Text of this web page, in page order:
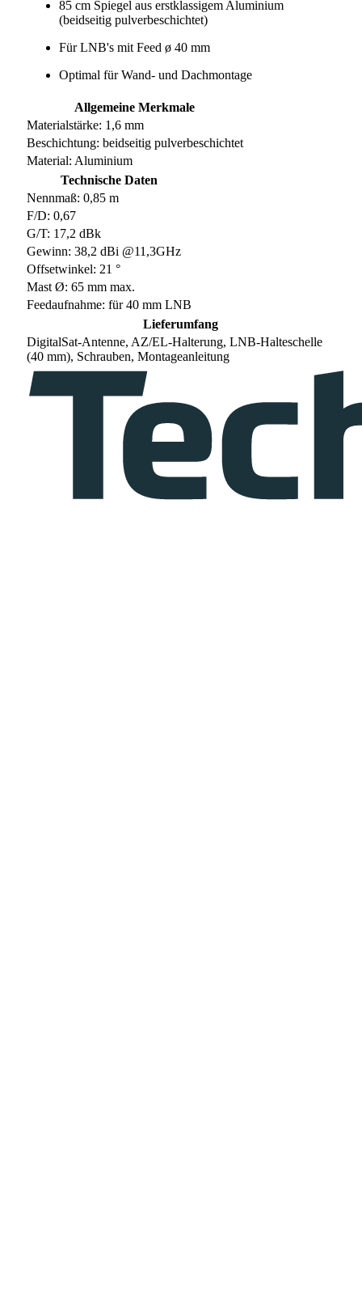
85 cm Spiegel aus erstklassigem Aluminium
(beidseitig pulverbeschichtet)
Für LNB's mit Feed ø 40 mm
Optimal für Wand- und Dachmontage
Allgemeine Merkmale
Materialstärke: 1,6 mm
Beschichtung: beidseitig pulverbeschichtet
Material: Aluminium
Technische Daten
Nennmaß: 0,85 m
F/D: 0,67
G/T: 17,2 dBk
Gewinn: 38,2 dBi @11,3GHz
Offsetwinkel: 21 °
Mast Ø: 65 mm max.
Feedaufnahme: für 40 mm LNB
Lieferumfang
DigitalSat-Antenne, AZ/EL-Halterung, LNB-Halteschelle
(40 mm), Schrauben, Montageanleitung